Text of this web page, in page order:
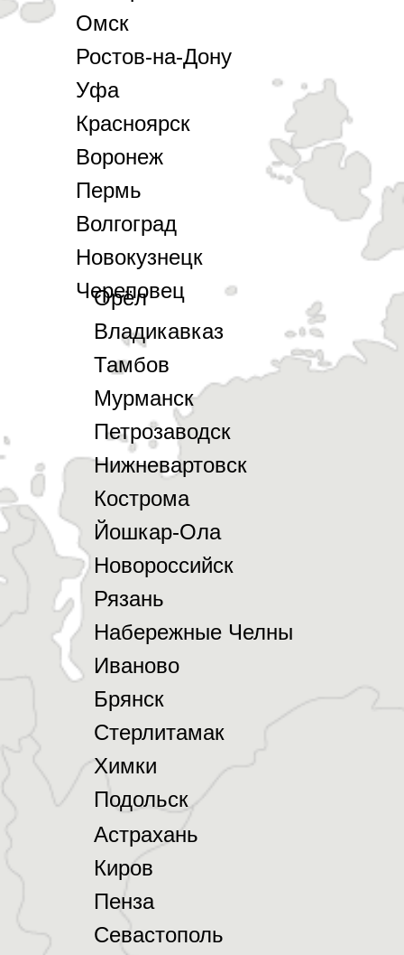
Омск
Ростов-на-Дону
Уфа
Красноярск
Воронеж
Пермь
Волгоград
Новокузнецк
Череповец
Астрахань
Киров
Пенза
Севастополь
Орёл
Владикавказ
Тамбов
Мурманск
Петрозаводск
Нижневартовск
Кострома
Йошкар-Ола
Новороссийск
Рязань
Набережные Челны
Иваново
Брянск
Стерлитамак
Химки
Подольск